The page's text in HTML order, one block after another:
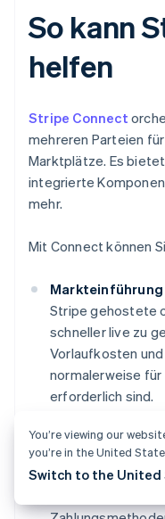
So kann
helfen
Stripe Connect
mehreren Parteien
Marktplätze. Es
integrierte
mehr.
Mit Connect können
Markteinführung
Stripe gehostete
schneller live zu
Vorlaufkosten
normalerweise
erforderlich sind.
Skalierende
Tools und
zusätzlichen
You’re viewing our
you’re in the United
Switch to the